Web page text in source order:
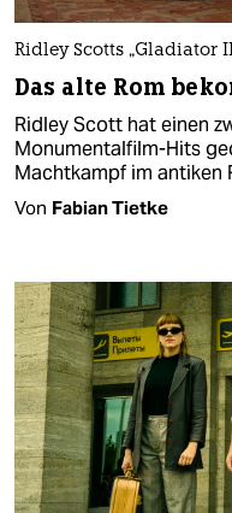
Ridley Scotts „Gladiator
Das alte Rom
Ridley Scott hat einen
Monumentalfilm-Hits
Machtkampf im antiken
Von Fabian Tietke